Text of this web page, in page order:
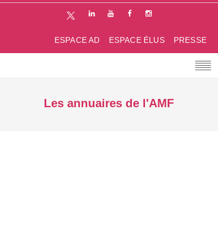
PRESSE
ESPACE ÉLUS
ESPACE AD
Les annuaires de l'AMF